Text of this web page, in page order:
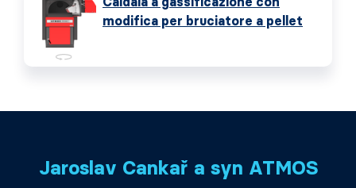
modifica per bruciatore a pellet
Jaroslav Cankař a syn ATMOS